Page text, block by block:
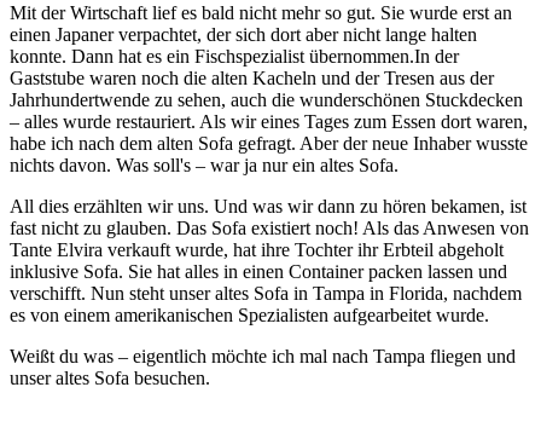
Mit der Wirtschaft lief es bald nicht mehr so gut. Sie wurde erst an
einen Japaner verpachtet, der sich dort aber nicht lange halten
konnte. Dann hat es ein Fischspezialist übernommen.In der
Gaststube waren noch die alten Kacheln und der Tresen aus der
Jahrhundertwende zu sehen, auch die wunderschönen Stuckdecken
– alles wurde restauriert. Als wir eines Tages zum Essen dort waren,
habe ich nach dem alten Sofa gefragt. Aber der neue Inhaber wusste
nichts davon. Was soll's – war ja nur ein altes Sofa.
All dies erzählten wir uns. Und was wir dann zu hören bekamen, ist
fast nicht zu glauben. Das Sofa existiert noch! Als das Anwesen von
Tante Elvira verkauft wurde, hat ihre Tochter ihr Erbteil abgeholt
inklusive Sofa. Sie hat alles in einen Container packen lassen und
verschifft. Nun steht unser altes Sofa in Tampa in Florida, nachdem
es von einem amerikanischen Spezialisten aufgearbeitet wurde.
Weißt du was – eigentlich möchte ich mal nach Tampa fliegen und
unser altes Sofa besuchen.